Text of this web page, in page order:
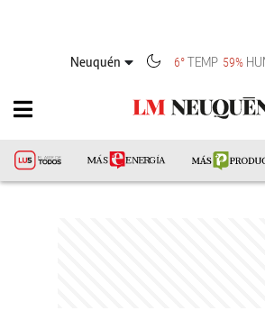
Neuquén 6°TEMP 59%